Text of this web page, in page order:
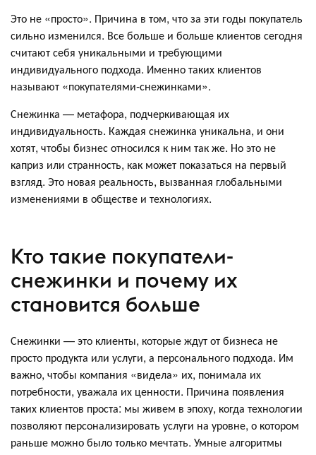
Это не «просто». Причина в том, что за эти годы покупатель
сильно изменился. Все больше и больше клиентов сегодня
считают себя уникальными и требующими
индивидуального подхода. Именно таких клиентов
называют «покупателями-снежинками».
Снежинка — метафора, подчеркивающая их
индивидуальность. Каждая снежинка уникальна, и они
хотят, чтобы бизнес относился к ним так же. Но это не
каприз или странность, как может показаться на первый
взгляд. Это новая реальность, вызванная глобальными
изменениями в обществе и технологиях.
Кто такие покупатели-
снежинки и почему их
становится больше
Снежинки — это клиенты, которые ждут от бизнеса не
просто продукта или услуги, а персонального подхода. Им
важно, чтобы компания «видела» их, понимала их
потребности, уважала их ценности. Причина появления
таких клиентов проста: мы живем в эпоху, когда технологии
позволяют персонализировать услуги на уровне, о котором
раньше можно было только мечтать. Умные алгоритмы